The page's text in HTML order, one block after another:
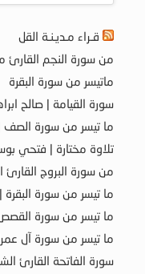
قـراء مـديـنـة القل
من سورة النجم القارئ
ماتيسر من سورة البقرة
سورة القيامة | صالح
ما تيسر من سورة الصف
تلاوة مختارة | فتحي
من سورة البروج
ما تيسر من سورة
ما تيسر من سورة
ما تيسر من سورة آل
سورة الفاتحة القارئ